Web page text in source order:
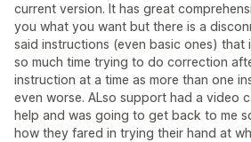
current version. It has great
you what you want but there is a
said instructions (even basic ones) that
so much time trying to do correction
instruction at a time as more than one
even worse. ALso support had a video
help and was going to get back to me
how they fared in trying their hand at